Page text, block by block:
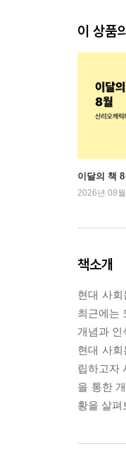
이 상품
이달의 책
2026년 08
책소개
현대 사
최근에는
개념과 인
현대 사
립하고자
을 통한
황을 살펴